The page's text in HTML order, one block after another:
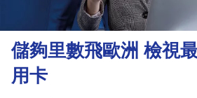
市
理
財
儲夠里數飛歐洲 檢視
用卡